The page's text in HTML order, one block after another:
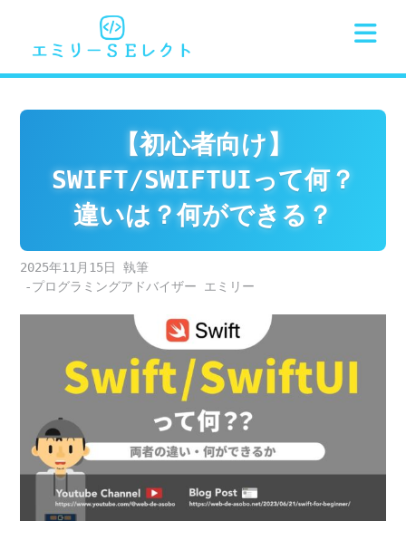
content
【初心者向け】
SWIFT/SWIFTUIって何？
違いは？何ができる？
2025年11月15日
-プログラミングアドバイザー エミリー